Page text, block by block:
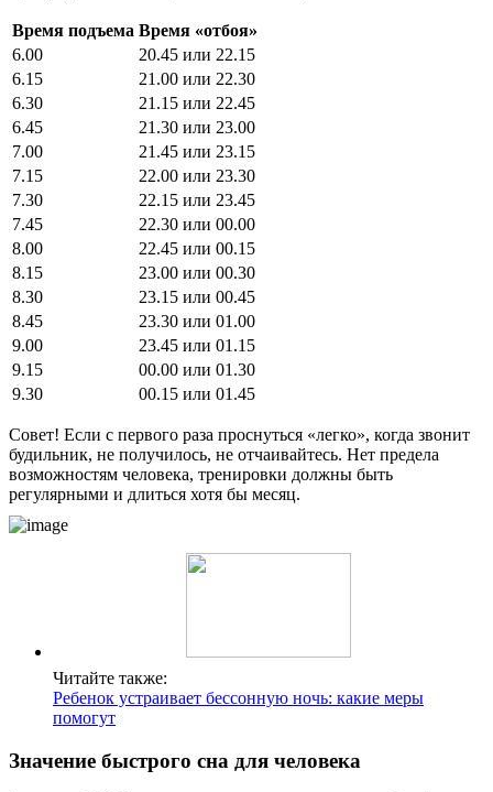
Время подъема Время «отбоя»
6.00
20.45 или 22.15
6.15
21.00 или 22.30
6.30
21.15 или 22.45
6.45
21.30 или 23.00
7.00
21.45 или 23.15
7.15
22.00 или 23.30
7.30
22.15 или 23.45
7.45
22.30 или 00.00
8.00
22.45 или 00.15
8.15
23.00 или 00.30
8.30
23.15 или 00.45
8.45
23.30 или 01.00
9.00
23.45 или 01.15
9.15
00.00 или 01.30
9.30
00.15 или 01.45
Совет! Если с первого раза проснуться «легко», когда звонит
будильник, не получилось, не отчаивайтесь. Нет предела
возможностям человека, тренировки должны быть
регулярными и длиться хотя бы месяц.
Читайте также:
Ребенок устраивает бессонную ночь: какие меры
помогут
Значение быстрого сна для человека